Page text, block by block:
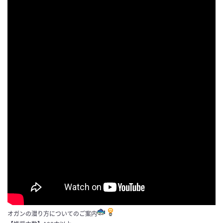
オガンの潜り方についてのご案内